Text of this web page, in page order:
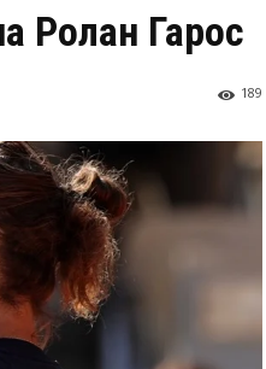
Ролан Гарос
189